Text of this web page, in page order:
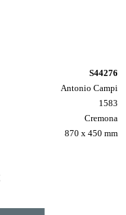
S44276
Antonio Campi
1583
Cremona
870 x 450 mm